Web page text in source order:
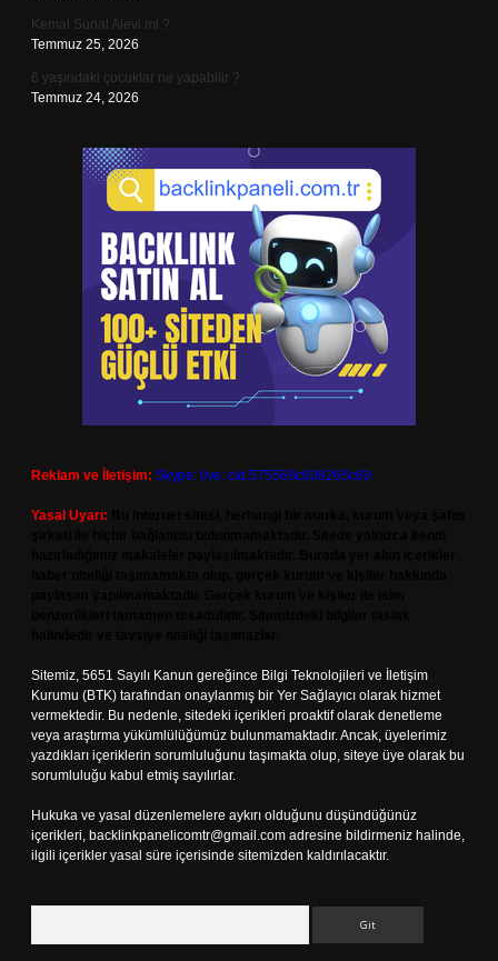
Kemal Sunal Alevi mi ?
Temmuz 25, 2026
6 yaşındaki çocuklar ne yapabilir ?
Temmuz 24, 2026
Reklam ve İletişim: Skype: live:.cid.575569c608265c69
Yasal Uyarı:
Sitemiz, 5651 Sayılı Kanun gereğince Bilgi Teknolojileri ve İletişim
Kurumu (BTK) tarafından onaylanmış bir Yer Sağlayıcı olarak hizmet
vermektedir. Bu nedenle, sitedeki içerikleri proaktif olarak denetleme
veya araştırma yükümlülüğümüz bulunmamaktadır. Ancak, üyelerimiz
yazdıkları içeriklerin sorumluluğunu taşımakta olup, siteye üye olarak bu
sorumluluğu kabul etmiş sayılırlar.
Hukuka ve yasal düzenlemelere aykırı olduğunu düşündüğünüz
içerikleri, backlinkpanelicomtr@gmail.com adresine bildirmeniz halinde,
ilgili içerikler yasal süre içerisinde sitemizden kaldırılacaktır.